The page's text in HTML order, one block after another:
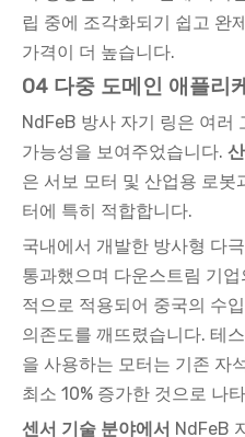
립 중에 조각화되기 쉽고 완
가격이 더 높습니다.
04 다중 도메인 애플리
NdFeB 방사 자기 링은 여러
가능성을 보여주었습니다.
은 서보 모터 및 산업용 로봇
터에 특히 적합합니다.
국내에서 개발한 방사형 다
통과했으며 다운스트림 기
적으로 적용되어 중국의 수
의존도를 깨뜨렸습니다. 테
을 사용하는 모터는 기존 자
최소 10% 증가한 것으로 나
센서 기술 분야에서 NdFeB